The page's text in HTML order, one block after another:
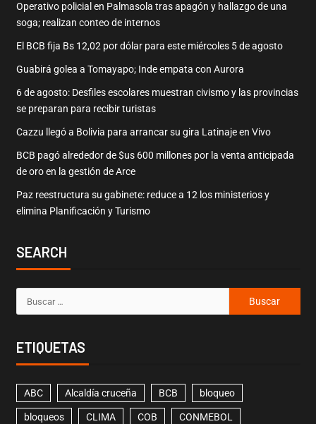
Operativo policial en Palmasola tras apagón y hallazgo de una
soga; realizan conteo de internos
El BCB fija Bs 12,02 por dólar para este miércoles 5 de agosto
Guabirá golea a Tomayapo; Inde empata con Aurora
6 de agosto: Desfiles escolares muestran civismo y las provincias
se preparan para recibir turistas
Cazzu llegó a Bolivia para arrancar su gira Latinaje en Vivo
BCB pagó alrededor de $us 600 millones por la venta anticipada
de oro en la gestión de Arce
Paz reestructura su gabinete: reduce a 12 los ministerios y
elimina Planificación y Turismo
SEARCH
ETIQUETAS
ABC Alcaldía cruceña BCB bloqueo
bloqueos CLIMA COB CONMEBOL